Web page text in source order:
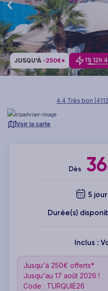
JUSQU'À -250€* 11j 12h
4.4 Très bon
Voir la carte
Dès
5
Durée(s)
Inclus :
Jusqu'à 250€ offerts*
Jusqu'au 17 août 2026 !
Code : TURQUIE26